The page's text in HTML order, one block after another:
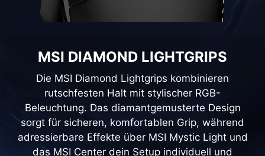
MSI DIAMOND LIGHTGRIPS
Die MSI Diamond Lightgrips kombinieren
rutschfesten Halt mit stylischer RGB-
Beleuchtung. Das diamantgemusterte Design
sorgt für sicheren, komfortablen Grip, während
adressierbare Effekte über MSI Mystic Light und
das MSI Center dein Setup individuell und